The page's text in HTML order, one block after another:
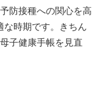
防接種への関心を高
な時期です。きちん
子健康手帳を見直